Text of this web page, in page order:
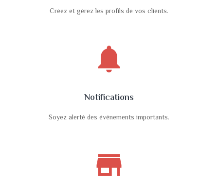
Créez et gérez les profils de vos clients.
notifications
Notifications
Soyez alerté des événements importants.
store